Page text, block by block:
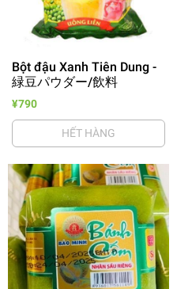
Bột đậu Xanh Tiên Dung -
緑豆パウダー/飲料
¥790
HẾT HÀNG